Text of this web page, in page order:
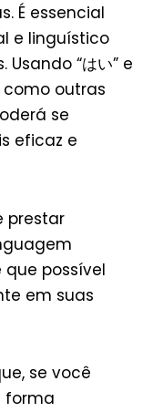
É essencial
e linguístico
“はい” e
como outras
se
eficaz e
prestar
possível
em suas
se você
forma